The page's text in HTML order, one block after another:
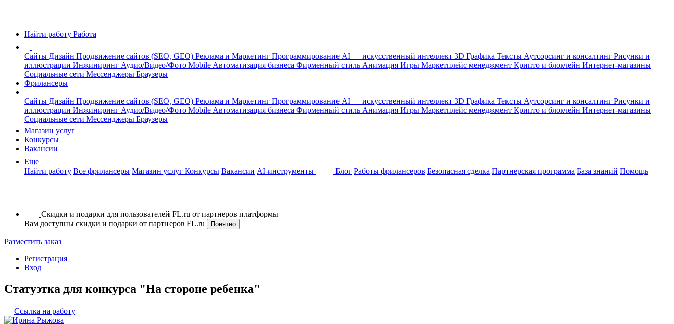
Найти работу Работа
Сайты Дизайн Продвижение сайтов (SEO, GEO) Реклама и Маркетинг Программирование AI — искусственный интеллект 3D Графика Тексты Аутсорсинг и консалтинг Рисунки и
иллюстрации Инжиниринг Аудио/Видео/Фото Mobile Автоматизация бизнеса Фирменный стиль Анимация Игры Маркетплейс менеджмент Крипто и блокчейн Интернет-магазины
Социальные сети Мессенджеры Браузеры
Фрилансеры
Сайты Дизайн Продвижение сайтов (SEO, GEO) Реклама и Маркетинг Программирование AI — искусственный интеллект 3D Графика Тексты Аутсорсинг и консалтинг Рисунки и
иллюстрации Инжиниринг Аудио/Видео/Фото Mobile Автоматизация бизнеса Фирменный стиль Анимация Игры Маркетплейс менеджмент Крипто и блокчейн Интернет-магазины
Социальные сети Мессенджеры Браузеры
Магазин услуг
Конкурсы
Вакансии
Еще
Найти работу Все фрилансеры Магазин услуг Конкурсы Вакансии AI-инструменты Блог Работы фрилансеров Безопасная сделка Партнерская программа База знаний Помощь
Скидки и подарки для пользователей FL.ru от партнеров платформы
Вам доступны скидки и подарки от партнеров FL.ru
Понятно
Разместить заказ
Регистрация
Вход
Статуэтка для конкурса "На стороне ребенка"
Ссылка на работу